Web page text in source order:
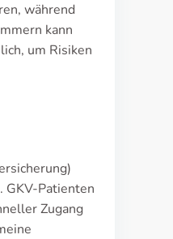
während
kann
um Risiken
GKV-Patienten
Zugang